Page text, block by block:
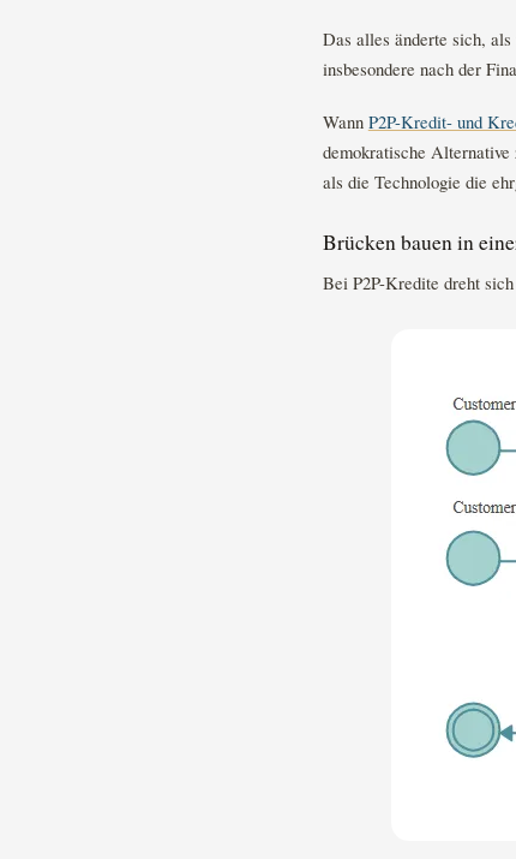
Das alles änderte sich,
insbesondere nach der
Wann P2P-Kredit- und
demokratische
als die Technologie die
Brücken bauen in
Bei P2P-Kredite dreht